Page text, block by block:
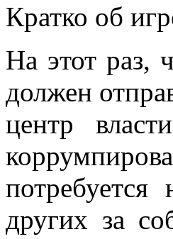
Кратко об
На этот раз,
должен
центр
других за